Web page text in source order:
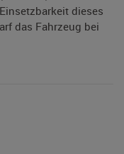
dieses
das Fahrzeug bei